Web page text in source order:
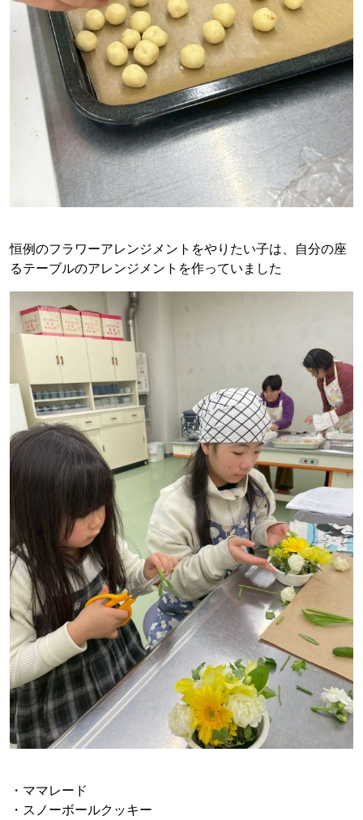
恒例のフラワーアレンジメントをやりたい子は、自分の座
るテーブルのアレンジメントを作っていました
・ママレード
・スノーボールクッキー